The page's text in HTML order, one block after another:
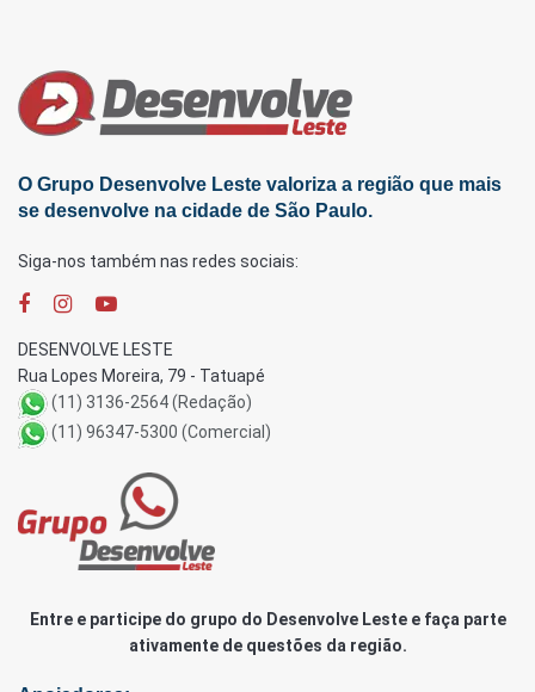
O Grupo Desenvolve Leste valoriza a região que mais
se desenvolve na cidade de São Paulo.
Siga-nos também nas redes sociais:
DESENVOLVE LESTE
Rua Lopes Moreira, 79 - Tatuapé
(11) 3136-2564 (Redação)
(11) 96347-5300 (Comercial)
Entre e participe do grupo do Desenvolve Leste e faça parte
ativamente de questões da região.